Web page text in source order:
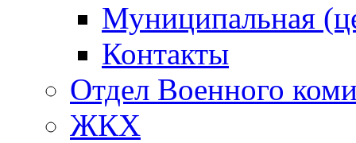
Муниципальная
Контакты
Отдел Военного
ЖКХ